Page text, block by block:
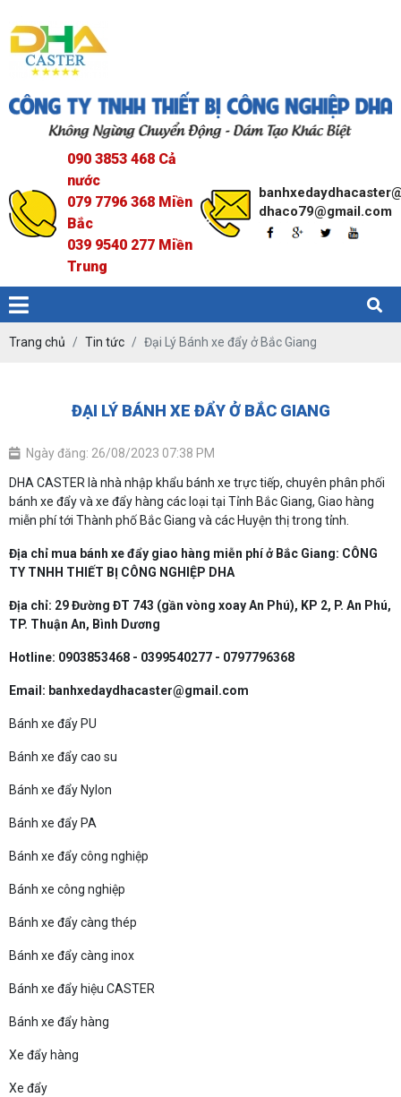
090 3853 468 Cả
nước
079 7796 368 Miền
Bắc
039 9540 277 Miền
Trung
dhaco79@gmail.com
Trang chủ Tin tức Đại Lý Bánh xe đẩy ở Bắc Giang
ĐẠI LÝ BÁNH XE ĐẨY Ở BẮC GIANG
Ngày đăng: 26/08/2023 07:38 PM
DHA CASTER là nhà nhập khẩu bánh xe trực tiếp, chuyên phân phối
bánh xe đẩy và xe đẩy hàng các loại tại Tỉnh Bắc Giang, Giao hàng
miễn phí tới Thành phố Bắc Giang và các Huyện thị trong tỉnh.
Địa chỉ mua bánh xe đẩy giao hàng miễn phí ở Bắc Giang: CÔNG
TY TNHH THIẾT BỊ CÔNG NGHIỆP DHA
Địa chỉ: 29 Đường ĐT 743 (gần vòng xoay An Phú), KP 2, P. An Phú,
TP. Thuận An, Bình Dương
Hotline: 0903853468 - 0399540277 - 0797796368
Email: banhxedaydhacaster@gmail.com
Bánh xe đẩy PU
Bánh xe đẩy cao su
Bánh xe đẩy Nylon
Bánh xe đẩy PA
Bánh xe đẩy công nghiệp
Bánh xe công nghiệp
Bánh xe đẩy càng thép
Bánh xe đẩy càng inox
Bánh xe đẩy hiệu CASTER
Bánh xe đẩy hàng
Xe đẩy hàng
Xe đẩy